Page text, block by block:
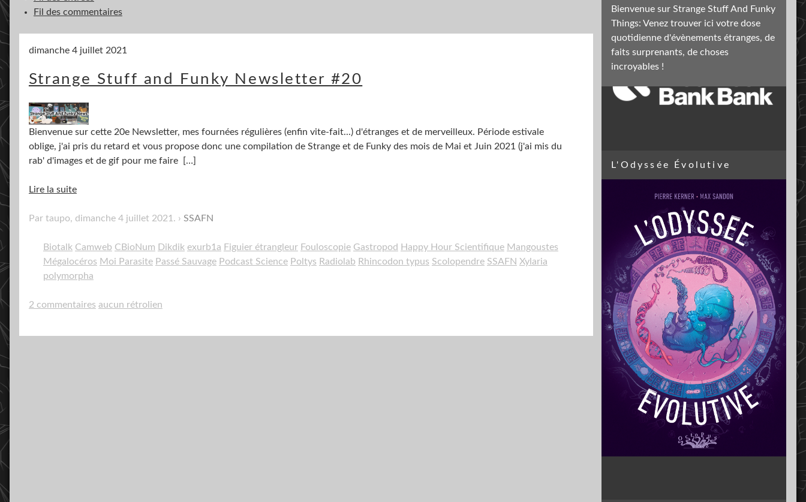
Fil des commentaires
dimanche 4 juillet 2021
Strange Stuff and Funky Newsletter #20
Bienvenue sur cette 20e Newsletter, mes fournées régulières (enfin vite-fait...) d'étranges et de merveilleux. Période estivale
oblige, j'ai pris du retard et vous propose donc une compilation de Strange et de Funky des mois de Mai et Juin 2021 (j'ai mis du
rab' d'images et de gif pour me faire
[…]
Lire la suite
Par taupo, dimanche 4 juillet 2021 . SSAFN
Biotalk Camweb CBioNum Dikdik exurb1a Figuier étrangleur Fouloscopie Gastropod Happy Hour Scientifique Mangoustes
Mégalocéros Moi Parasite Passé Sauvage Podcast Science Poltys Radiolab Rhincodon typus Scolopendre SSAFN Xylaria
polymorpha
2 commentaires aucun rétrolien
Bienvenue sur Strange Stuff And Funky
Things: Venez trouver ici votre dose
quotidienne d'évènements étranges, de
faits surprenants, de choses
incroyables !
Soutenez mon activité
L'Odyssée Évolutive